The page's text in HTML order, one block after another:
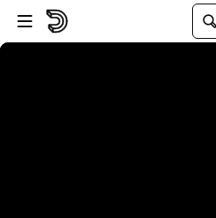
Passer au player
Passer au contenu principal